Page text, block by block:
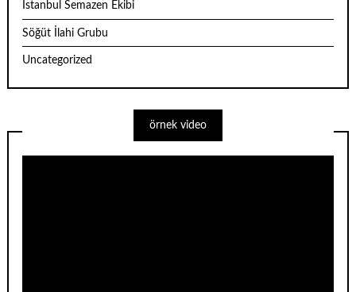
İstanbul Semazen Ekibi
Söğüt İlahi Grubu
Uncategorized
örnek video